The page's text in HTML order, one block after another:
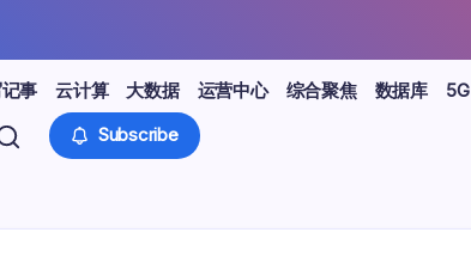
事 云计算 大数据 运营中心 综合聚焦 数据库 5G
Subscribe